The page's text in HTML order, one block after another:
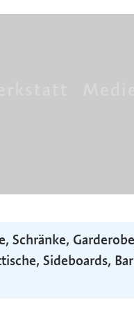
Schränke,
Side­boards,